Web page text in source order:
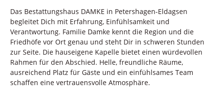
Das Bestattungshaus DAMKE in Petershagen-Eldagsen
begleitet Dich mit Erfahrung, Einfühlsamkeit und
Verantwortung. Familie Damke kennt die Region und die
Friedhöfe vor Ort genau und steht Dir in schweren Stunden
zur Seite. Die hauseigene Kapelle bietet einen würdevollen
Rahmen für den Abschied. Helle, freundliche Räume,
ausreichend Platz für Gäste und ein einfühlsames Team
schaffen eine vertrauensvolle Atmosphäre.